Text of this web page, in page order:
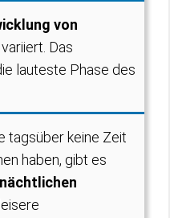
von
variiert. Das
lauteste Phase des
tagsüber keine Zeit
haben, gibt es